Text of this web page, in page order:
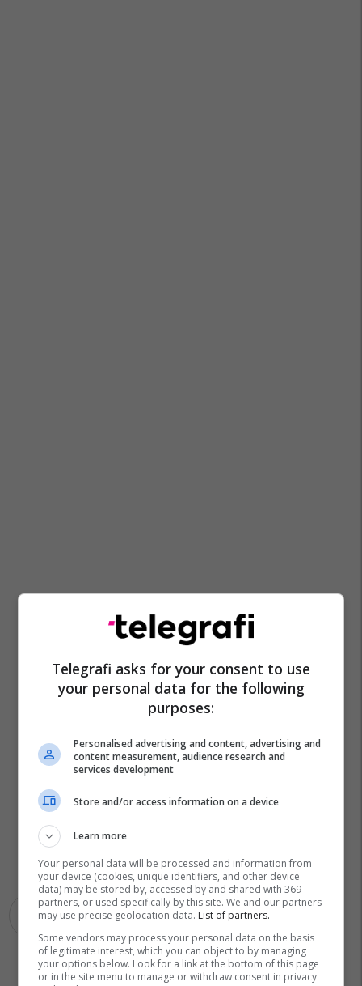
Aligatori Star Wars
Telegrafi asks for your consent to use
your personal data for the following
purposes:
Personalised advertising and content, advertising and
content measurement, audience research and
services development
Store and/or access information on a device
Learn more
Your personal data will be processed and information from
your device (cookies, unique identifiers, and other device
data) may be stored by, accessed by and shared with 369
partners, or used specifically by this site. We and our partners
may use precise geolocation data. List of partners.
Some vendors may process your personal data on the basis
of legitimate interest, which you can object to by managing
your options below. Look for a link at the bottom of this page
or in the site menu to manage or withdraw consent in privacy